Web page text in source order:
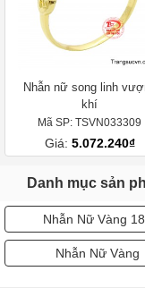
Nhẫn nữ song linh
khí
Mã SP: TSVN033309
Giá: 5.072.240₫
Danh mục sản
Nhẫn Nữ Vàng
Nhẫn Nữ Vàng